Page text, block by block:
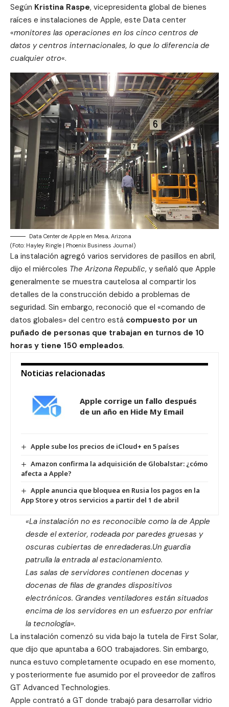
Según Kristina Raspe, vicepresidenta global de bienes
raíces e instalaciones de Apple, este Data center
«monitores las operaciones en los cinco centros de
datos y centros internacionales, lo que lo diferencia de
cualquier otro«.
Data Center de Apple en Mesa, Arizona
(Foto: Hayley Ringle | Phoenix Business Journal)
La instalación agregó varios servidores de pasillos en abril,
dijo el miércoles The Arizona Republic, y señaló que Apple
generalmente se muestra cautelosa al compartir los
detalles de la construcción debido a problemas de
seguridad. Sin embargo, reconoció que el «comando de
datos globales» del centro está compuesto por un
puñado de personas que trabajan en turnos de 10
horas y tiene 150 empleados.
Noticias relacionadas
Apple corrige un fallo después
de un año en Hide My Email
Apple sube los precios de iCloud+ en 5 países
Amazon confirma la adquisición de Globalstar: ¿cómo
afecta a Apple?
Apple anuncia que bloquea en Rusia los pagos en la
App Store y otros servicios a partir del 1 de abril
«La instalación no es reconocible como la de Apple
desde el exterior, rodeada por paredes gruesas y
oscuras cubiertas de enredaderas.Un guardia
patrulla la entrada al estacionamiento.
Las salas de servidores contienen docenas y
docenas de filas de grandes dispositivos
electrónicos. Grandes ventiladores están situados
encima de los servidores en un esfuerzo por enfriar
la tecnología».
La instalación comenzó su vida bajo la tutela de First Solar,
que dijo que apuntaba a 600 trabajadores. Sin embargo,
nunca estuvo completamente ocupado en ese momento,
y posteriormente fue asumido por el proveedor de zafiros
GT Advanced Technologies.
Apple contrató a GT donde trabajó para desarrollar vidrio